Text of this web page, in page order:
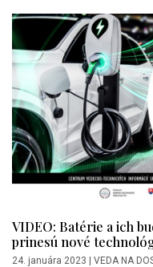
VIDEO: Batérie a ich
prinesú nové
24. januára 2023 | VEDA NA